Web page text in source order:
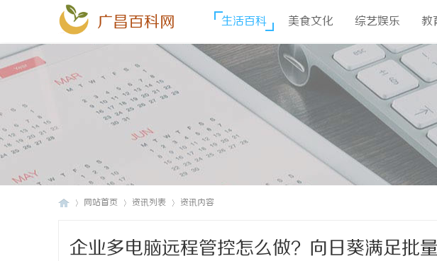
广昌百科网 生活百科 美食文化 综艺娱乐 教
网站首页 资讯列表 资讯内容
企业多电脑远程管控怎么做？向日葵满足批